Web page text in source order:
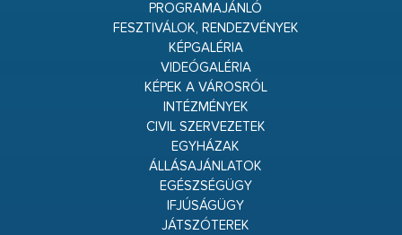
PROGRAMAJÁNLÓ
FESZTIVÁLOK, RENDEZVÉNYEK
KÉPGALÉRIA
VIDEÓGALÉRIA
KÉPEK A VÁROSRÓL
INTÉZMÉNYEK
CIVIL SZERVEZETEK
EGYHÁZAK
ÁLLÁSAJÁNLATOK
EGÉSZSÉGÜGY
IFJÚSÁGÜGY
JÁTSZÓTEREK